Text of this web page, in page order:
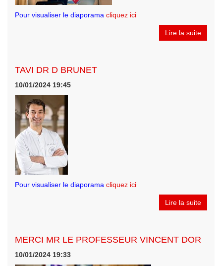
Pour visualiser le diaporama cliquez ici
Lire la suite
TAVI DR D BRUNET
10/01/2024 19:45
Pour visualiser le diaporama cliquez ici
Lire la suite
MERCI MR LE PROFESSEUR VINCENT DOR
10/01/2024 19:33